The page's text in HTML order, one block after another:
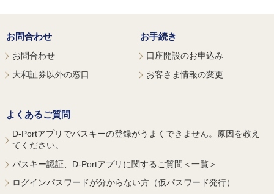
お問合わせ
お問合わせ
大和証券以外の窓口
お手続き
口座開設のお申込み
お客さま情報の変更
よくあるご質問
D-Portアプリでパスキーの登録がうまくできません。原因を教え
てください。
パスキー認証、D-Portアプリに関するご質問＜一覧＞
ログインパスワードが分からない方（仮パスワード発行）